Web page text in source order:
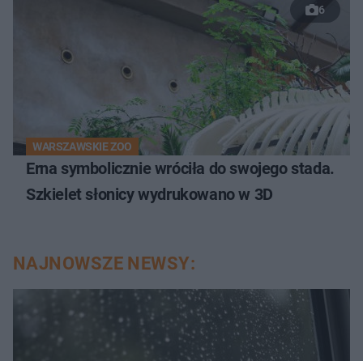
6
WARSZAWSKIE ZOO
Erna symbolicznie wróciła do swojego stada.
Szkielet słonicy wydrukowano w 3D
NAJNOWSZE NEWSY: